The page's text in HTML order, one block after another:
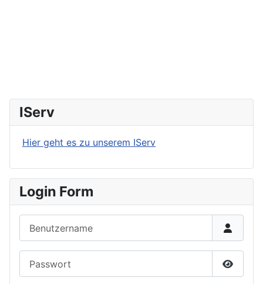
IServ
Hier geht es zu unserem IServ
Login Form